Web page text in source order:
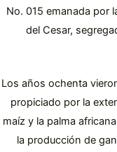
No. 015 emanada por
del Cesar,
Los años ochenta
propiciado por la
maíz y la palma
la producción de